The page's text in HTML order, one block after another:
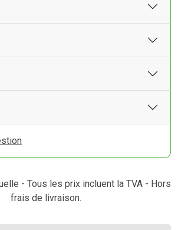
- Tous les prix incluent la TVA - Hors
frais de livraison.